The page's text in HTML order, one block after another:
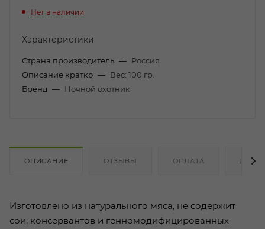
Нет в наличии
Характеристики
Страна производитель — Россия
Описание кратко — Вес: 100 гр.
Бренд — Ночной охотник
ОПИСАНИЕ ОТЗЫВЫ ОПЛАТА
Изготовлено из натурального мяса, не содержит
сои, консервантов и генномодифицированных